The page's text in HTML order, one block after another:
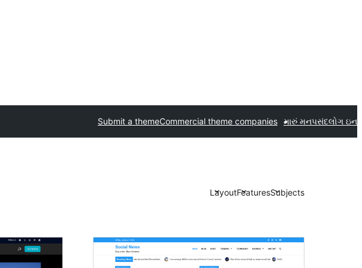
Submit a themeCommercial theme companies મારું મનપસંદલોગ ઇન
LayoutFeaturesSubjects